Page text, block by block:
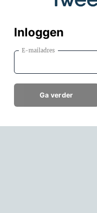
Inloggen
E-mailadres
Ga verder